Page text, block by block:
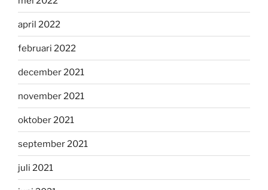
april 2022
februari 2022
december 2021
november 2021
oktober 2021
september 2021
juli 2021